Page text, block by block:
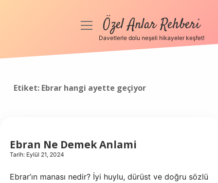
Anasayfa
menüyüÖzel Anlar Rehberi
Davetlerle dolu neşeli hikayeler keşfet!
Etiket: Ebrar hangi ayette geçiyor
Ebran Ne Demek Anlami
Tarih: Eylül 21, 2024
Ebrar’ın manası nedir? İyi huylu, dürüst ve doğru sözlü